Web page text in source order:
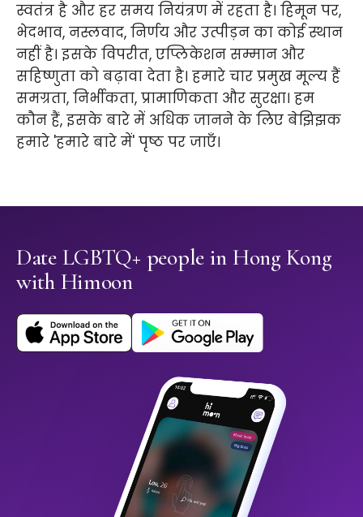
स्वतंत्र है और हर समय नियंत्रण में रहता है। हिमून पर,
भेदभाव, नस्लवाद, निर्णय और उत्पीड़न का कोई स्थान
नहीं है। इसके विपरीत, एप्लिकेशन सम्मान और
सहिष्णुता को बढ़ावा देता है। हमारे चार प्रमुख मूल्य हैं
समग्रता, निर्भीकता, प्रामाणिकता और सुरक्षा। हम
कौन हैं, इसके बारे में अधिक जानने के लिए बेझिझक
हमारे 'हमारे बारे में' पृष्ठ पर जाएँ।
Date LGBTQ+ people in Hong Kong
with Himoon